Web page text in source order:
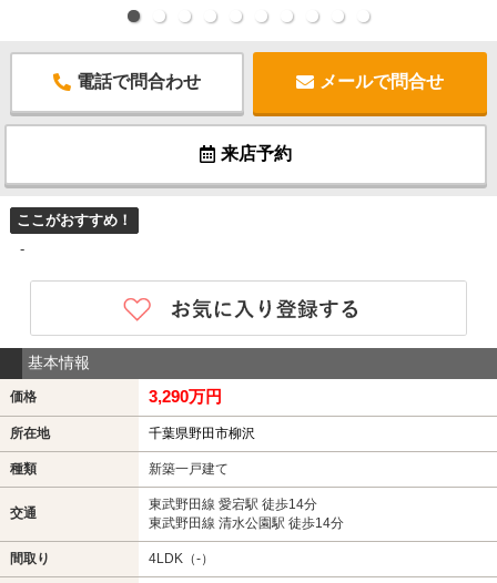
電話で問合わせ メールで問合せ
来店予約
ここがおすすめ！
-
基本情報
価格 3,290万円
所在地 千葉県野田市柳沢
種類 新築一戸建て
交通
東武野田線 愛宕駅 徒歩14分
東武野田線 清水公園駅 徒歩14分
間取り 4LDK（-）